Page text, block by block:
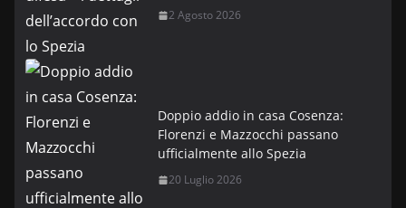
2 Agosto 2026
Doppio addio in casa Cosenza:
Florenzi e Mazzocchi passano
ufficialmente allo Spezia
20 Luglio 2026